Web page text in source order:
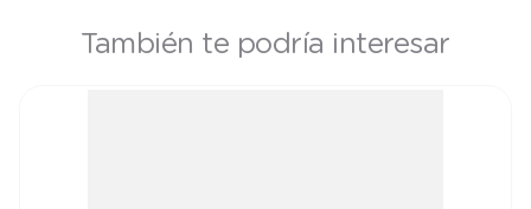
También te podría interesar